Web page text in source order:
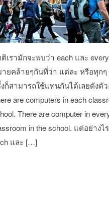
เรามักจะพบว่า each และ
ยคล้ายๆกันที่ว่า แต่ละ หรือทุกๆ
ก็สามารถใช้แทนกันได้เลยดังตั
are computers in each
There are computer in
in the school. แต่อย่างไ
และ […]